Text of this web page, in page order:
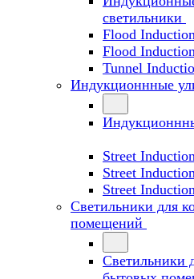
светильники
Flood
Flood
Tunnel
Индукционнные
Street
Street
Street
Светильники для
помещений
Светильники